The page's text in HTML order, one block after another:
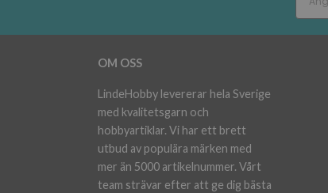
OM OSS
LindeHobby levererar hela Sverige
med kvalitetsgarn och
hobbyartiklar. Vi har ett brett
utbud av populära märken med
mer än 5000 artikelnummer. Vårt
team strävar efter att ge dig bästa